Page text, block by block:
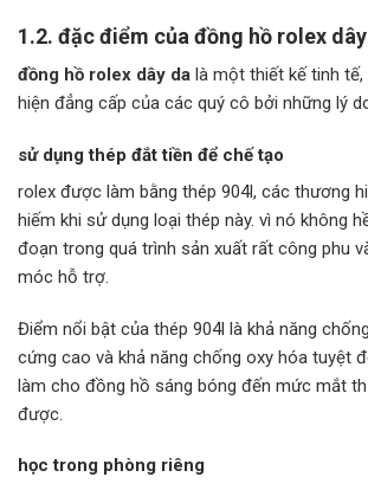
1.2. đặc điểm của đồng hồ rolex
đồng hồ rolex dây da là một thiết kế tinh
hiện đẳng cấp của các quý cô bởi những lý
sử dụng thép đắt tiền để chế tạo
rolex được làm bằng thép 904l, các thương
hiếm khi sử dụng loại thép này. vì nó không
đoạn trong quá trình sản xuất rất công phu
móc hỗ trợ.
Điểm nổi bật của thép 904l là khả năng
cứng cao và khả năng chống oxy hóa tuyệt
làm cho đồng hồ sáng bóng đến mức mắt
được.
học trong phòng riêng